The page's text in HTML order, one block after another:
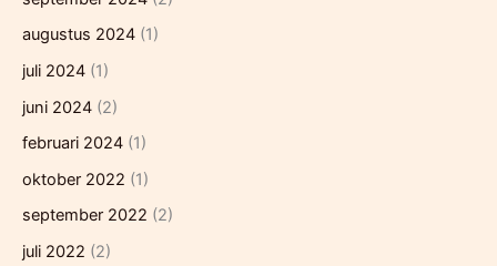
augustus 2024 (1)
juli 2024 (1)
juni 2024 (2)
februari 2024 (1)
oktober 2022 (1)
september 2022 (2)
juli 2022 (2)